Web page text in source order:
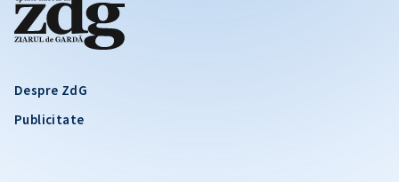
Despre ZdG
Publicitate